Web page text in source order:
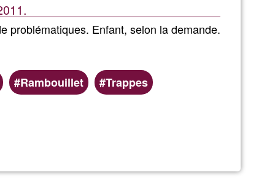
problématiques. Enfant, selon la demande.
Rambouillet Trappes
da